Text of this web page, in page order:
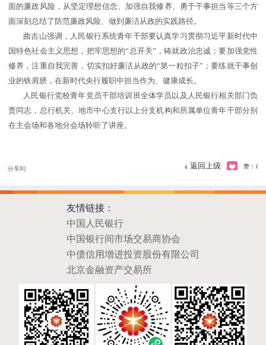
面的廉政风险，从坚定理想信念、加强自我修养、勇于干事担当等三个方
面深刻总结了防范廉政风险、做到廉洁从政的实践路径。
曲吉山强调，人民银行系统青年干部要认真学习贯彻习近平新时代中
国特色社会主义思想，把牢思想的“总开关”，铸就政治忠诚；要加强党性
修养，注重自我完善，切实扣好廉洁从政的“第一粒扣子”；要练就干事创
业的铁肩膀，在新时代央行履职中担当作为、健康成长。
人民银行党校青年党员干部培训班全体学员以及人民银行相关部门负
责同志，总行机关、地市中心支行以上分支机构和所属单位青年干部分别
在主会场和各地分会场聆听了讲座。
分享到: 返回上级 赞： 1
友情链接：
中国人民银行
中国银行间市场交易商协会
中债信用增进投资股份有限公司
北京金融资产交易所